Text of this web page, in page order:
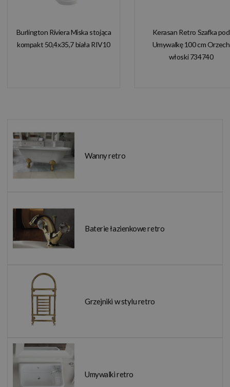
Burlington Riviera Miska stojąca
kompakt 50,4x35,7 biała RIV10
Kerasan Retro Szafka pod
Umywalkę 100 cm Orzech
włoski 734740
Wanny retro
Baterie łazienkowe retro
Grzejniki w stylu retro
Umywalki retro